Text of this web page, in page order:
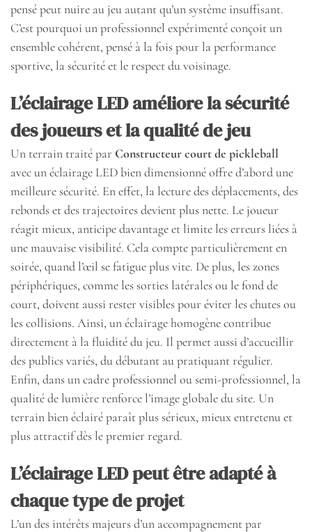
pensé peut nuire au jeu autant qu’un système insuffisant.
C’est pourquoi un professionnel expérimenté conçoit un
ensemble cohérent, pensé à la fois pour la performance
sportive, la sécurité et le respect du voisinage.
L’éclairage LED améliore la sécurité
des joueurs et la qualité de jeu
Un terrain traité par Constructeur court de pickleball
avec un éclairage LED bien dimensionné offre d’abord une
meilleure sécurité. En effet, la lecture des déplacements, des
rebonds et des trajectoires devient plus nette. Le joueur
réagit mieux, anticipe davantage et limite les erreurs liées à
une mauvaise visibilité. Cela compte particulièrement en
soirée, quand l’œil se fatigue plus vite. De plus, les zones
périphériques, comme les sorties latérales ou le fond de
court, doivent aussi rester visibles pour éviter les chutes ou
les collisions. Ainsi, un éclairage homogène contribue
directement à la fluidité du jeu. Il permet aussi d’accueillir
des publics variés, du débutant au pratiquant régulier.
Enfin, dans un cadre professionnel ou semi-professionnel, la
qualité de lumière renforce l’image globale du site. Un
terrain bien éclairé paraît plus sérieux, mieux entretenu et
plus attractif dès le premier regard.
L’éclairage LED peut être adapté à
chaque type de projet
L’un des intérêts majeurs d’un accompagnement par